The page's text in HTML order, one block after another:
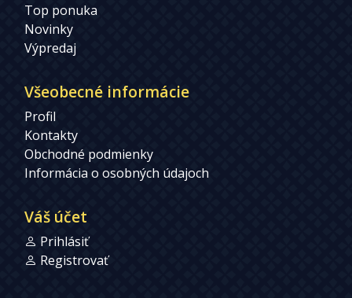
Top ponuka
Novinky
Výpredaj
Všeobecné informácie
Profil
Kontakty
Obchodné podmienky
Informácia o osobných údajoch
Váš účet
Prihlásiť
Registrovať